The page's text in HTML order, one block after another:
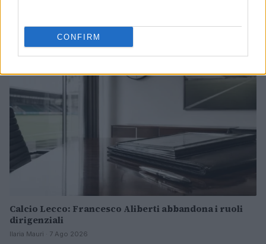
CONFIRM
Calcio Lecco: Francesco Aliberti abbandona i ruoli
dirigenziali
Ilaria Mauri · 7 Ago 2026